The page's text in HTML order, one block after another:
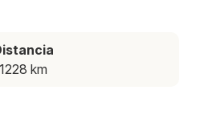
1228 km